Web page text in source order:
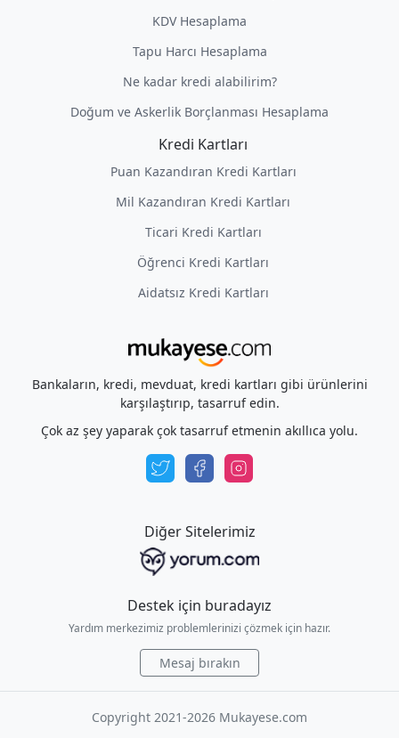
KDV Hesaplama
Tapu Harcı Hesaplama
Ne kadar kredi alabilirim?
Doğum ve Askerlik Borçlanması Hesaplama
Kredi Kartları
Puan Kazandıran Kredi Kartları
Mil Kazandıran Kredi Kartları
Ticari Kredi Kartları
Öğrenci Kredi Kartları
Aidatsız Kredi Kartları
Bankaların, kredi, mevduat, kredi kartları gibi ürünlerini
karşılaştırıp, tasarruf edin.
Çok az şey yaparak çok tasarruf etmenin akıllıca yolu.
Diğer Sitelerimiz
Destek için buradayız
Yardım merkezimiz problemlerinizi çözmek için hazır.
Mesaj bırakın
Copyright 2021-2026 Mukayese.com